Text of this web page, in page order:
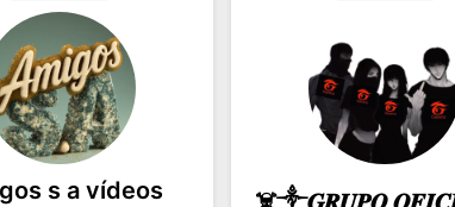
assim. Talvez
um amigo...
contatinho... Talvez
vire parte da sua
📣 𝗘𝗡𝗧𝗥𝗔... ✔
✔ Memes. ✔
s a vídeos